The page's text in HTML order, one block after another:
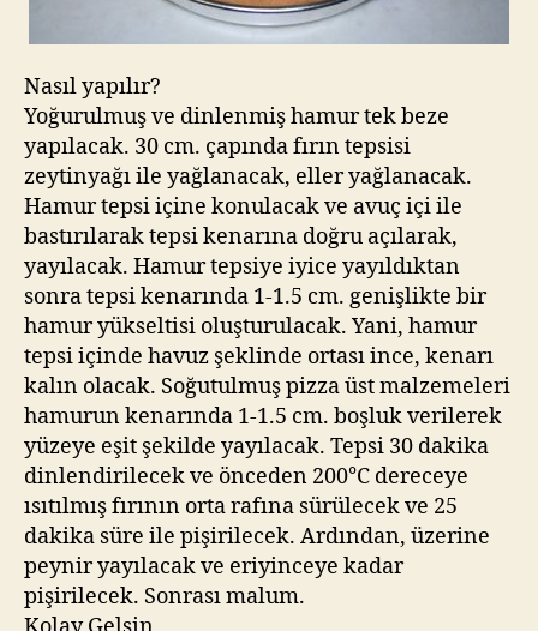
Nasıl yapılır?
Yoğurulmuş ve dinlenmiş hamur tek beze
yapılacak. 30 cm. çapında fırın tepsisi
zeytinyağı ile yağlanacak, eller yağlanacak.
Hamur tepsi içine konulacak ve avuç içi ile
bastırılarak tepsi kenarına doğru açılarak,
yayılacak. Hamur tepsiye iyice yayıldıktan
sonra tepsi kenarında 1-1.5 cm. genişlikte bir
hamur yükseltisi oluşturulacak. Yani, hamur
tepsi içinde havuz şeklinde ortası ince, kenarı
kalın olacak. Soğutulmuş pizza üst malzemeleri
hamurun kenarında 1-1.5 cm. boşluk verilerek
yüzeye eşit şekilde yayılacak. Tepsi 30 dakika
dinlendirilecek ve önceden 200°C dereceye
ısıtılmış fırının orta rafına sürülecek ve 25
dakika süre ile pişirilecek. Ardından, üzerine
peynir yayılacak ve eriyinceye kadar
pişirilecek. Sonrası malum.